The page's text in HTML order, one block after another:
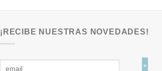
¡RECIBE NUESTRAS NOVEDADES!